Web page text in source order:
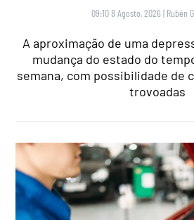
09:10 8 Agosto, 2026 | Rubén
A aproximação de uma
mudança do estado do
semana, com possibilidade de
trovoadas